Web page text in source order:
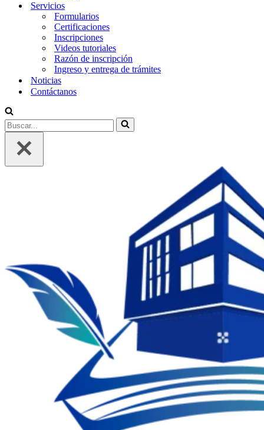
Servicios
Formularios
Certificaciones
Inscripciones
Videos tutoriales
Razón de inscripción
Ingreso y entrega de trámites
Noticias
Contáctanos
Buscar...